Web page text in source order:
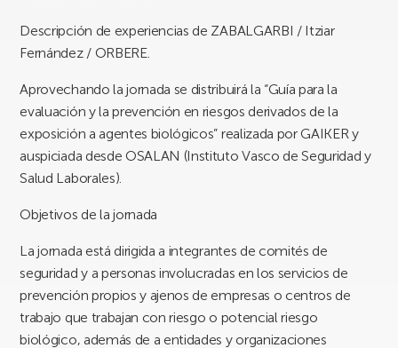
Descripción de experiencias de ZABALGARBI / Itziar
Fernández / ORBERE.
Aprovechando la jornada se distribuirá la “Guía para la
evaluación y la prevención en riesgos derivados de la
exposición a agentes biológicos” realizada por GAIKER y
auspiciada desde OSALAN (Instituto Vasco de Seguridad y
Salud Laborales).
Objetivos de la jornada
La jornada está dirigida a integrantes de comités de
seguridad y a personas involucradas en los servicios de
prevención propios y ajenos de empresas o centros de
trabajo que trabajan con riesgo o potencial riesgo
biológico, además de a entidades y organizaciones